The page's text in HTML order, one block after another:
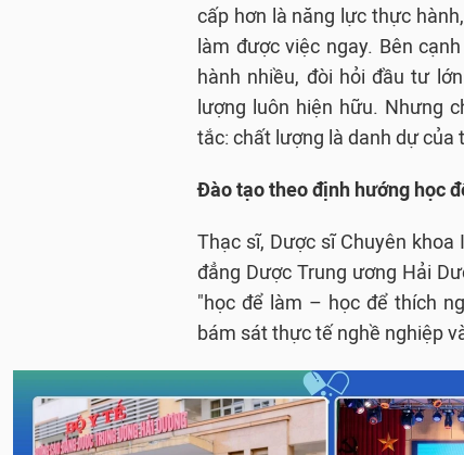
cấp hơn là năng lực thực
làm được việc ngay. Bên
hành nhiều, đòi hỏi đầu tư
lượng luôn hiện hữu. Nhưng
tắc: chất lượng là danh dự của
Đào tạo theo định hướng học
Thạc sĩ, Dược sĩ Chuyên
đẳng Dược Trung ương Hải
"học để làm – học để thích
bám sát thực tế nghề nghiệp